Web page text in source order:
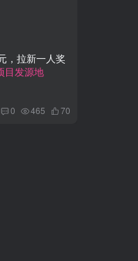
，拉新一人奖
目发源地
0 465 70